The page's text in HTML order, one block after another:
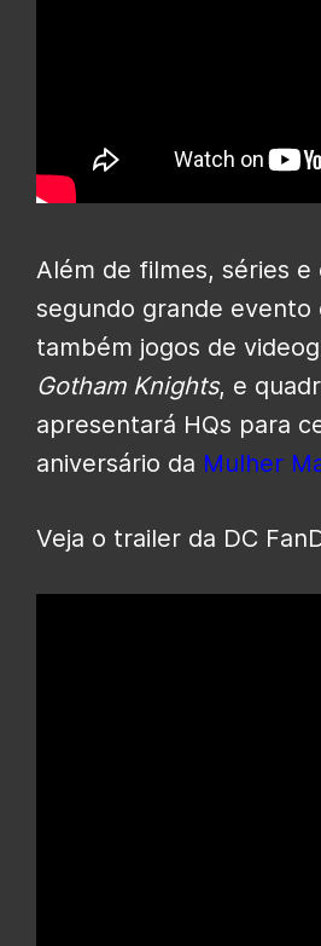
Além de filmes, séries e
segundo grande evento
também jogos de
Gotham Knights, e
apresentará HQs para
aniversário da Mulher
Veja o trailer da DC